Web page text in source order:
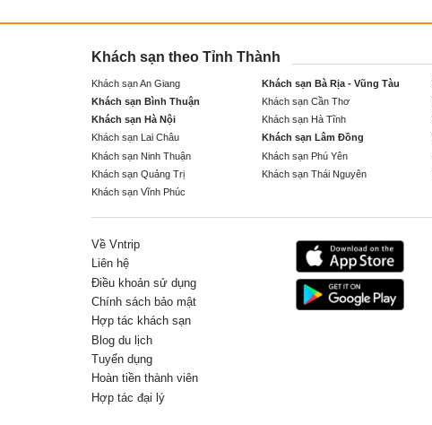
Khách sạn theo Tỉnh Thành
Khách sạn An Giang Khách sạn Bà Rịa - Vũng Tàu
Khách sạn Bình Thuận
Khách sạn Cần Thơ
Khách sạn Hà Nội
Khách sạn Hà Tĩnh
Khách sạn Lai Châu
Khách sạn Lâm Đồng
Khách sạn Ninh Thuận
Khách sạn Phú Yên
Khách sạn Quảng Trị
Khách sạn Thái Nguyên
Khách sạn Vĩnh Phúc
Về Vntrip
Liên hệ
Điều khoản sử dụng
Chính sách bảo mật
Hợp tác khách sạn
Blog du lịch
Tuyển dụng
Hoàn tiền thành viên
Hợp tác đại lý